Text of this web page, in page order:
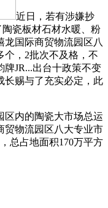
近日，若有涉嫌抄
瓷板材石材水暖、粉
国际商贸物流园区八
个，2批次不及格，不
JR...出台十政策不变
长赐与了充实必定，此
内的陶瓷大市场总运
贸物流园区八大专业市
总占地面积170万平方